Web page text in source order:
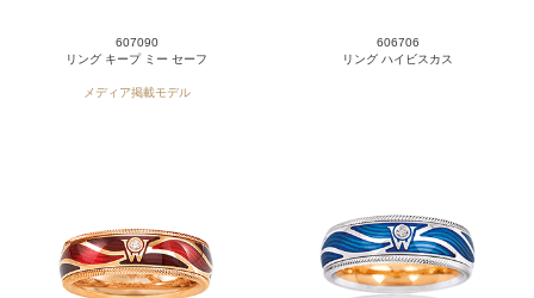
607090
リング キープ ミー セーフ
メディア掲載モデル
606706
リング ハイビスカス